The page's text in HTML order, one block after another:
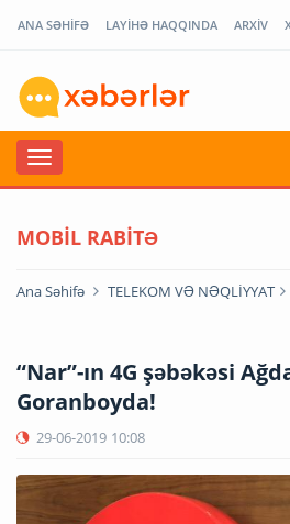
ANA SƏHİFƏ LAYİHƏ HAQQINDA ARXİV
MOBİL RABİTƏ
Ana Səhifə TELEKOM VƏ NƏQLİYYAT
“Nar”-ın 4G şəbəkəsi
Goranboyda!
29-06-2019 10:08